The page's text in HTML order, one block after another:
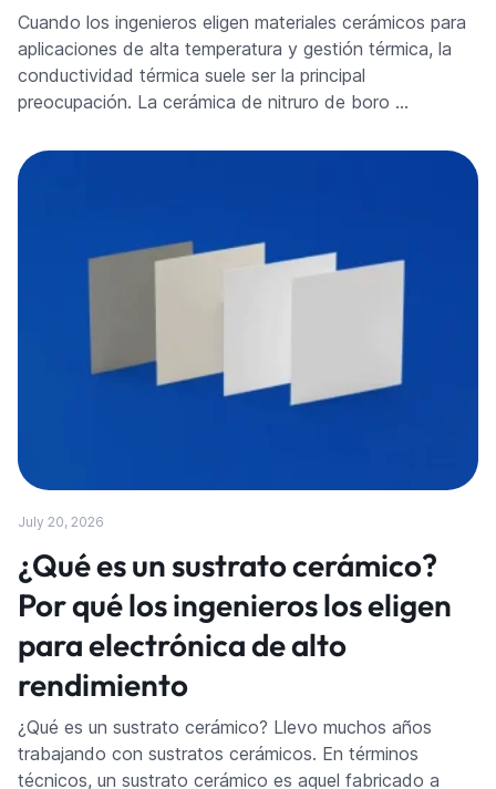
Cuando los ingenieros eligen materiales cerámicos para
aplicaciones de alta temperatura y gestión térmica, la
conductividad térmica suele ser la principal
preocupación. La cerámica de nitruro de boro …
July 20, 2026
¿Qué es un sustrato cerámico?
Por qué los ingenieros los eligen
para electrónica de alto
rendimiento
¿Qué es un sustrato cerámico? Llevo muchos años
trabajando con sustratos cerámicos. En términos
técnicos, un sustrato cerámico es aquel fabricado a